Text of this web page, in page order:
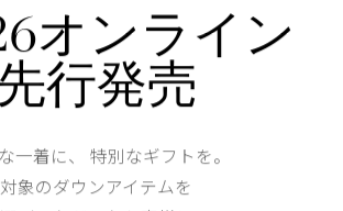
オンライン
行発売
一着に、 特別なギフトを。
対象のダウンアイテムを